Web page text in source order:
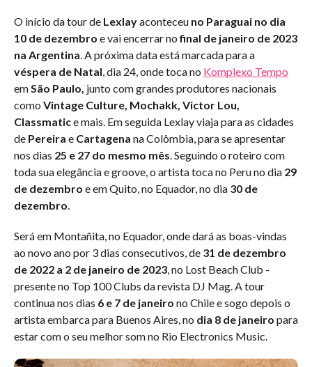
O início da tour de Lexlayaconteceu no Paraguai no dia
10 de dezembro e vai encerrar nofinal de janeiro de 2023
na Argentina. A próxima data está marcada para a
véspera de Natal, dia 24, onde toca no Komplexo Tempo
emSão Paulo, junto com grandes produtores nacionais
como Vintage Culture, Mochakk, Victor Lou,
Classmatice mais. Em seguida Lexlay viaja para as cidades
de Pereira e Cartagena na Colômbia, para se apresentar
nos dias 25 e 27 do mesmo mês. Seguindo o roteiro com
toda sua elegância e groove, o artista toca no Peru no dia 29
de dezembro e em Quito, no Equador, no dia 30 de
dezembro.
Será em Montañita, no Equador, onde dará as boas-vindas
ao novo ano por 3 dias consecutivos, de 31 de dezembro
de 2022 a 2 de janeiro de 2023, no Lost Beach Club -
presente no Top 100 Clubs da revista DJ Mag. A tour
continua nos dias 6 e 7 de janeiro no Chile e sogo depois o
artista embarca para Buenos Aires, no dia 8 de janeiro para
estar com o seu melhor som no Rio Electronics Music.